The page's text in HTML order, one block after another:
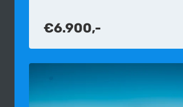
€6.900,-